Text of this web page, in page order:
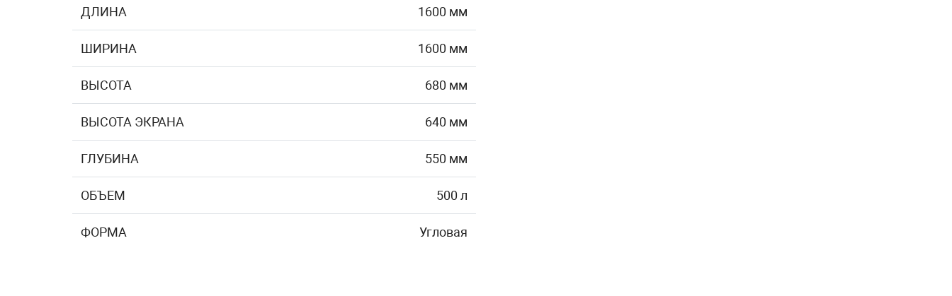
ДЛИНА 1600 мм
ШИРИНА 1600 мм
ВЫСОТА 680 мм
ВЫСОТА ЭКРАНА 640 мм
ГЛУБИНА 550 мм
ОБЪЕМ 500 л
ФОРМА Угловая